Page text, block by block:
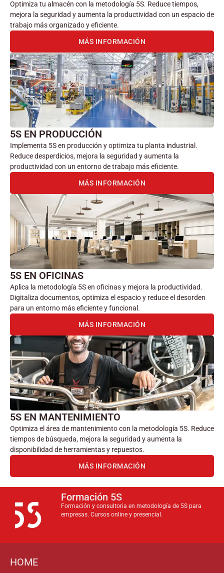
Optimiza tu almacén con la metodología 5S. Reduce tiempos,
mejora la seguridad y aumenta la productividad con un espacio de
trabajo más organizado y eficiente.
MÁS INFORMACIÓN
5S EN PRODUCCIÓN
Implementa 5S en producción y optimiza tu planta industrial.
Reduce desperdicios, mejora la seguridad y aumenta la
productividad con un entorno de trabajo más eficiente.
MÁS INFORMACIÓN
5S EN OFICINAS
Aplica la metodología 5S en oficinas y mejora la productividad.
Digitaliza documentos, optimiza el espacio y reduce el desorden
para un entorno más eficiente y funcional.
MÁS INFORMACIÓN
5S EN MANTENIMIENTO
Optimiza el área de mantenimiento con la metodología 5S. Reduce
tiempos de búsqueda, mejora la seguridad y aumenta la
disponibilidad de herramientas y repuestos.
MÁS INFORMACIÓN
Formación 5S
Formación y consultoria en metodología de 5S para
empresas. Cursos online y presencial.
HOME